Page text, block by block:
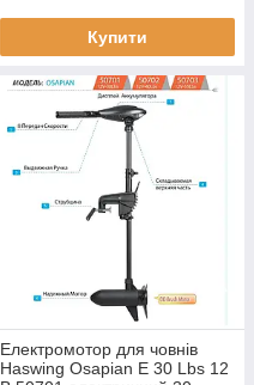
Купити
Електромотор для човнів
Haswing Osapian E 30 Lbs 12